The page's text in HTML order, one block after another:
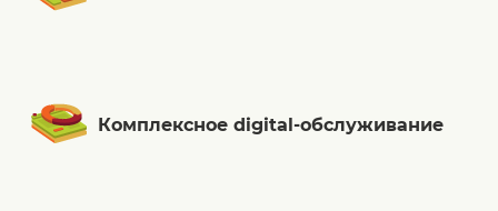
Комплексное digital-обслуживание